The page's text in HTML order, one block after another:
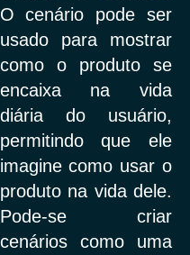
O cenário pode ser
usado para mostrar
como o produto se
encaixa na vida
diária do usuário,
permitindo que ele
imagine como usar o
produto na vida dele.
Pode-se criar
cenários como uma